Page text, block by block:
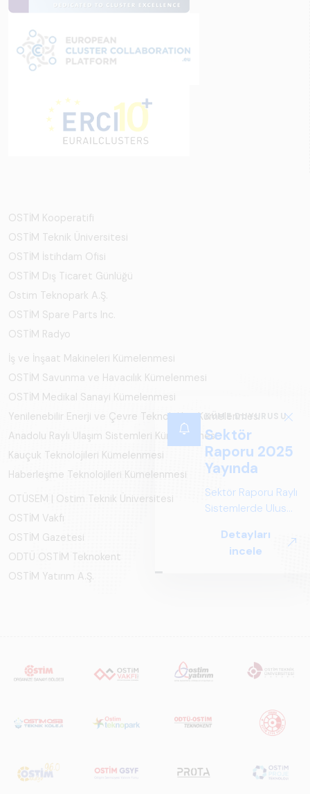
KÜME DUYURUSU
Sektör
Raporu 2025
Yayında
Sektör Raporu Raylı
Sistemlerde Ulusal
Perspektif ARUS
tarafından
genelindeki raylı
eğilimleri,
ekosistem yapısı
açısından kapsamlı
Detayları
incele
OSTİM Kooperatifi
OSTİM Teknik Üniversitesi
OSTİM İstihdam Ofisi
OSTİM Dış Ticaret Günlüğü
Ostim Teknopark A.Ş.
OSTİM Spare Parts Inc.
OSTİM Radyo
İş ve İnşaat Makineleri Kümelenmesi
OSTİM Savunma ve Havacılık Kümelenmesi
OSTİM Medikal Sanayi Kümelenmesi
Yenilenebilir Enerji ve Çevre Teknolojileri Kümelenmesi
Anadolu Raylı Ulaşım Sistemleri Kümelenmesi
Kauçuk Teknolojileri Kümelenmesi
Haberleşme Teknolojileri Kümelenmesi
OTÜSEM | Ostim Teknik Üniversitesi
OSTİM Vakfı
OSTİM Gazetesi
ODTÜ OSTİM Teknokent
OSTİM Yatırım A.Ş.